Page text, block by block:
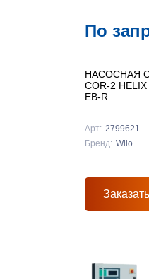
По
НАСОСНАЯ
COR-2
EB-R
Арт: 2799621
Бренд: Wilo
Заказать